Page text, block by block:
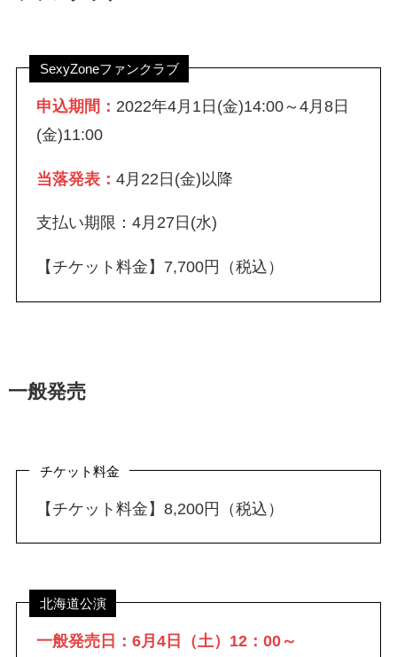
SexyZoneファンクラブ
申込期間： 2022年4月1日(金)14:00～4月8日
(金)11:00
当落発表：4月22日(金)以降
支払い期限：4月27日(水)
【チケット料金】7,700円（税込）
一般発売
チケット料金
【チケット料金】8,200円（税込）
北海道公演
一般発売日：6月4日（土）12：00～